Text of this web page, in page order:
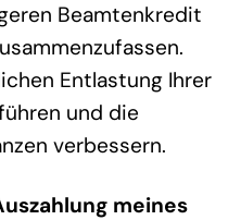
Beamtenkredit
Entlastung Ihrer
und die
verbessern.
meines